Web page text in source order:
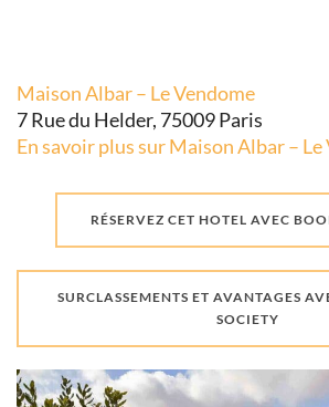
Maison Albar – Le Vendome
7 Rue du Helder, 75009 Paris
En savoir plus sur Maison Albar – Le
RÉSERVEZ CET HOTEL AVEC
SURCLASSEMENTS ET AVANTAGES
SOCIETY